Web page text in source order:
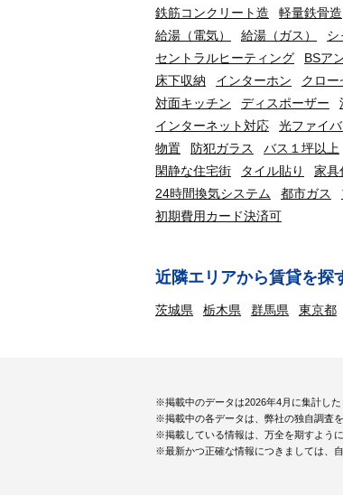
鉄筋コンクリート造
軽量鉄骨造
給湯（電気）
給湯（ガス） シ
セントラルヒーティング
BSア
床下収納
インターホン クロー
対面キッチン
ディスポーザー
インターネット対応
光ファイ
物置
防犯ガラス バス１坪以上
閑静な住宅街
タイル貼り 家具
24時間換気システム
都市ガス
初期費用カード決済可
近隣エリアから賃貸を探
茨城県 栃木県 群馬県 東京都
※掲載中のデータは2026年4月に集計した
※掲載中の各データは、弊社の独自調査
※掲載している情報は、万全を期すよう
※最新かつ正確な情報につきましては、